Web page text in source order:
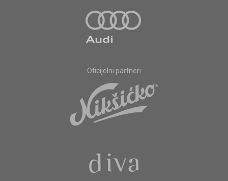
Oficijelni partneri